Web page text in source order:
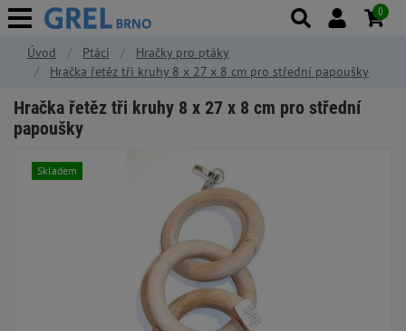
Úvod Ptáci
Hračky pro ptáky
Hračka řetěz tři kruhy 8 x 27 x 8 cm pro střední papoušky
Hračka řetěz tři kruhy 8 x 27 x 8 cm pro střední
papoušky
Skladem
0